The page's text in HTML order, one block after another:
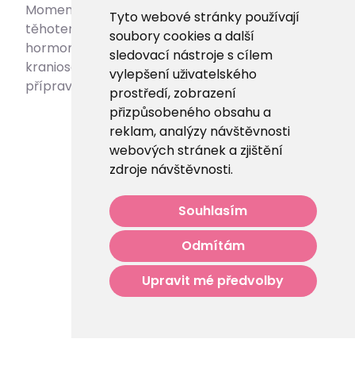
Tyto webové stránky používají
soubory cookies a další
sledovací nástroje s cílem
vylepšení uživatelského
prostředí, zobrazení
přizpůsobeného obsahu a
reklam, analýzy návštěvnosti
webových stránek a zjištění
zdroje návštěvnosti.
Souhlasím
Odmítám
Upravit mé předvolby
Momentálně se soustředím hodně na
těhotenskou jógu a individuální lekce spiraljógy a
hormonální jógy, dechových technik,
kraniosakrální terapii a práci s těhotnými..
příprava k porodu, rebozo masáže, atd